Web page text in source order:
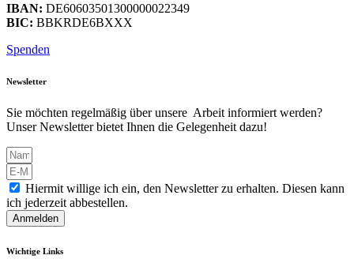
IBAN: DE60603501300000022349
BIC: BBKRDE6BXXX
Spenden
Newsletter
Sie möchten regelmäßig über unsere Arbeit informiert werden?
Unser Newsletter bietet Ihnen die Gelegenheit dazu!
Hiermit willige ich ein, den Newsletter zu erhalten. Diesen kann
ich jederzeit abbestellen.
Anmelden
Wichtige Links